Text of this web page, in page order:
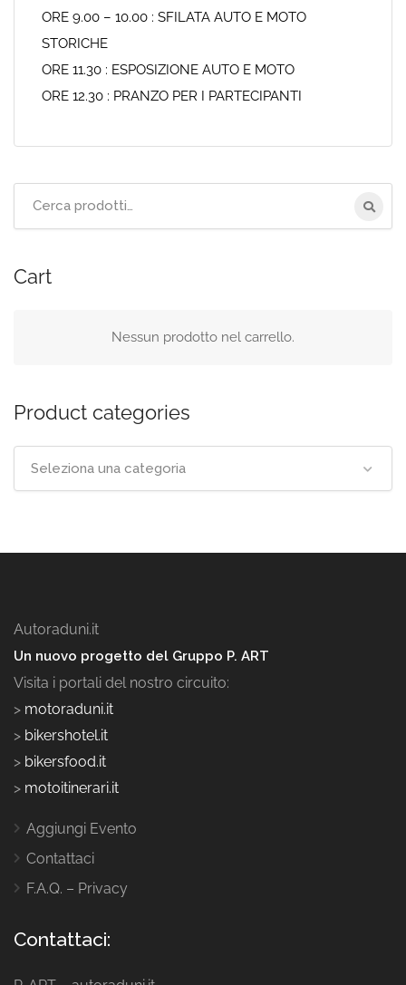
ORE 9.00 – 10.00 : SFILATA AUTO E MOTO
STORICHE
ORE 11.30 : ESPOSIZIONE AUTO E MOTO
ORE 12.30 : PRANZO PER I PARTECIPANTI
Cart
Nessun prodotto nel carrello.
Product categories
Seleziona una categoria
Autoraduni.it
Un nuovo progetto del Gruppo P. ART
Visita i portali del nostro circuito:
> motoraduni.it
> bikershotel.it
> bikersfood.it
> motoitinerari.it
Aggiungi Evento
Contattaci
F.A.Q. – Privacy
Contattaci: